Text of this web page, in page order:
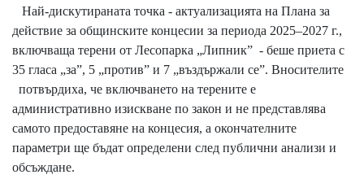
Най-дискутираната точка - актуализацията на Плана за
действие за общинските концесии за периода 2025–2027 г.,
включваща терени от Лесопарка „Липник” - беше приета с
35 гласа „за”, 5 „против” и 7 „въздържали се”. Вносителите
потвърдиха, че включването на терените е
административно изискване по закон и не представлява
самото предоставяне на концесия, а окончателните
параметри ще бъдат определени след публични анализи и
обсъждане.